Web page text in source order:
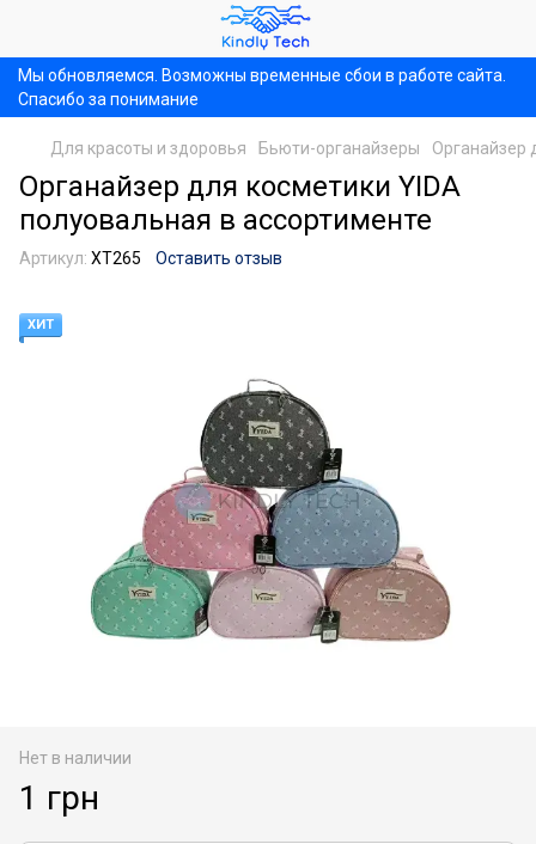
Мы обновляемся. Возможны временные сбои в работе сайта.
Спасибо за понимание
Для красоты и здоровья Бьюти-органайзеры Органайзер
Органайзер для косметики YIDA
полуовальная в ассортименте
Артикул: XT265 Оставить отзыв
ХИТ
Нет в наличии
1 грн